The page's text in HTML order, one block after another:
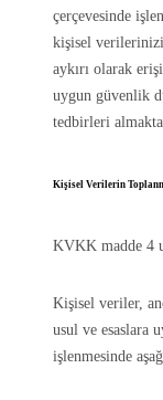
çerçevesinde
kişisel
aykırı olarak
uygun güvenlik
tedbirleri
Kişisel Verilerin
KVKK madde 4
Kişisel veriler,
usul ve esaslara
işlenmesinde